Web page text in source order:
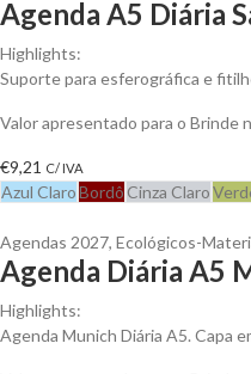
Agenda A5 Diária
Highlights:
Suporte para esferográfica e
Valor apresentado para o Brinde
€9,21 C/ IVA
Azul ClaroBordô Cinza Claro
Agendas 2027, Ecológicos-
Agenda Diária A5
Highlights:
Agenda Munich Diária A5. Capa